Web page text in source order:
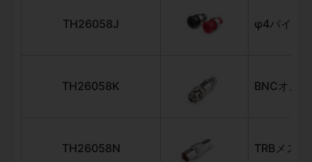
TH26058J φ4バイン
TH26058K BNCオス-
TH26058N TRBメス-